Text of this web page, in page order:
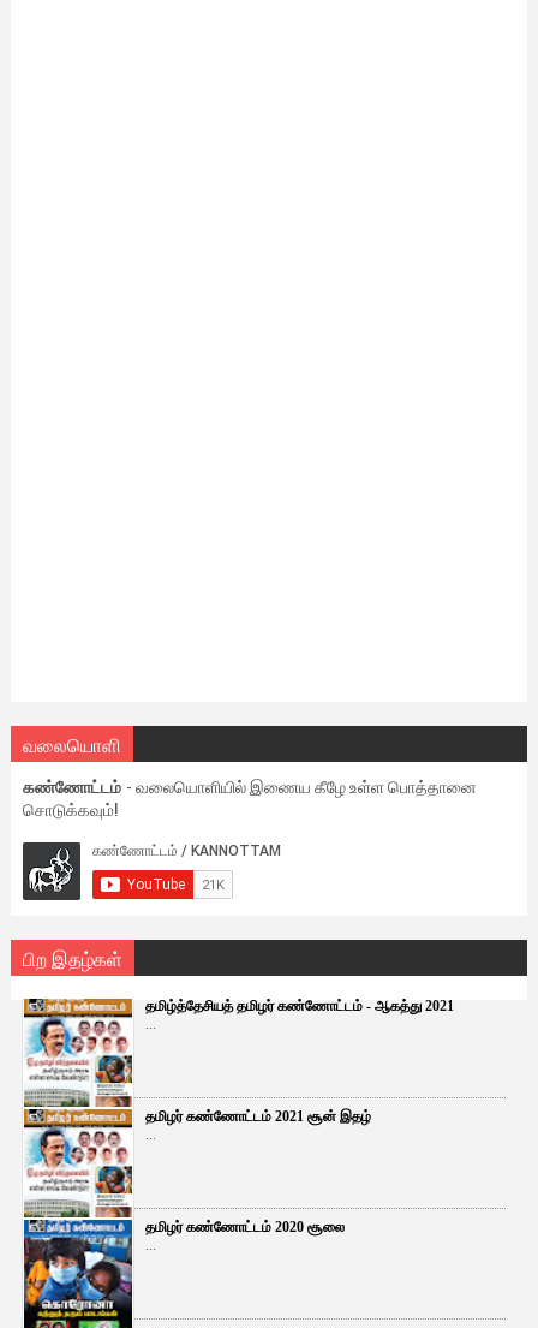
வலையொளி
கண்ணோட்டம் - வலையொளியில் இணைய கீழே உள்ள பொத்தானை
சொடுக்கவும்!
பிற இதழ்கள்
தமிழ்த்தேசியத் தமிழர் கண்ணோட்டம் - ஆகத்து 2021
...
தமிழர் கண்ணோட்டம் 2021 சூன் இதழ்
...
தமிழர் கண்ணோட்டம் 2020 சூலை
...